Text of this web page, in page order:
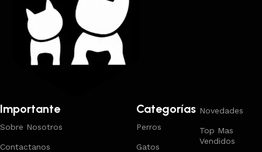
Importante
Sobre Nosotros
Contactanos
Categorías
Perros
Gatos
Novedades
Top Mas
Vendidos